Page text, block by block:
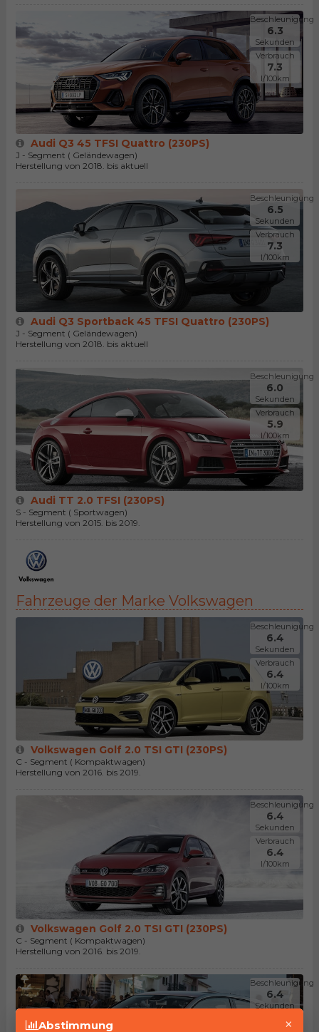
Beschleunigung
6.3
Sekunden
Verbrauch
7.3
l/100km
Audi Q3 45 TFSI Quattro (230PS)
J - Segment ( Geländewagen)
Herstellung von 2018. bis aktuell
Beschleunigung
6.5
Sekunden
Verbrauch
7.3
l/100km
Audi Q3 Sportback 45 TFSI Quattro (230PS)
J - Segment ( Geländewagen)
Herstellung von 2018. bis aktuell
Beschleunigung
6.0
Sekunden
Verbrauch
5.9
l/100km
Audi TT 2.0 TFSI (230PS)
S - Segment ( Sportwagen)
Herstellung von 2015. bis 2019.
Fahrzeuge der Marke Volkswagen
Beschleunigung
6.4
Sekunden
Verbrauch
6.4
l/100km
Volkswagen Golf 2.0 TSI GTI (230PS)
C - Segment ( Kompaktwagen)
Herstellung von 2016. bis 2019.
Beschleunigung
6.4
Sekunden
Verbrauch
6.4
l/100km
Volkswagen Golf 2.0 TSI GTI (230PS)
C - Segment ( Kompaktwagen)
Herstellung von 2016. bis 2019.
Beschleunigung
6.4
Sekunden
Verbrauch
Abstimmung ×